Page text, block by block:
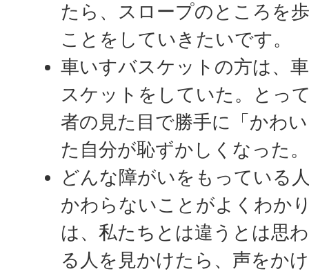
たら、スロープのところを
ことをしていきたいです。
車いすバスケットの方は、
スケットをしていた。とっ
者の見た目で勝手に「かわ
た自分が恥ずかしくなった。
どんな障がいをもっている
かわらないことがよくわか
は、私たちとは違うとは思
る人を見かけたら、声をか